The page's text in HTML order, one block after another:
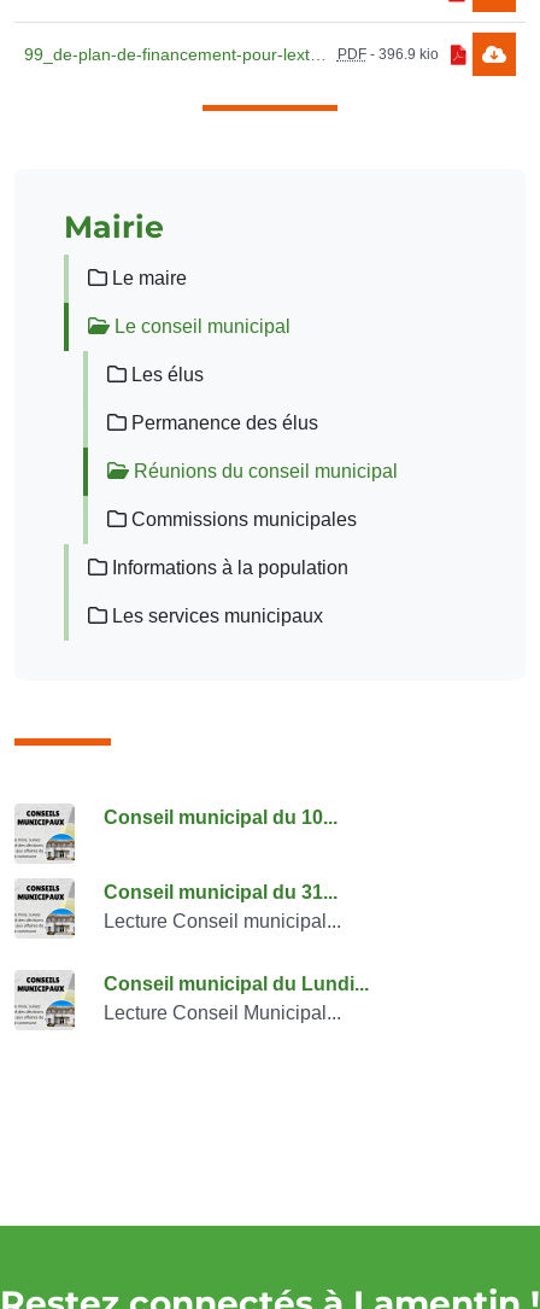
PDF- 396.9 kio
Mairie
Le maire
Le conseil municipal
Les élus
Permanence des élus
Réunions du conseil municipal
Commissions municipales
Informations à la population
Les services municipaux
Consulter également
Conseil municipal du 10...
Conseil municipal du 31...
Lecture Conseil municipal...
Conseil municipal du Lundi...
Lecture Conseil Municipal...